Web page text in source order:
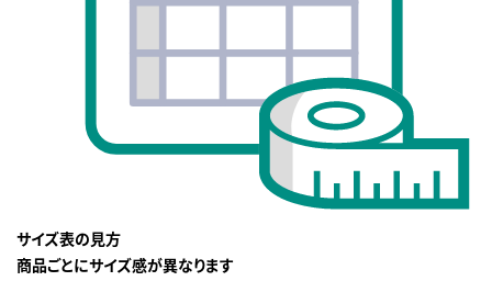
サイズ表の見方
商品ごとにサイズ感が異なります